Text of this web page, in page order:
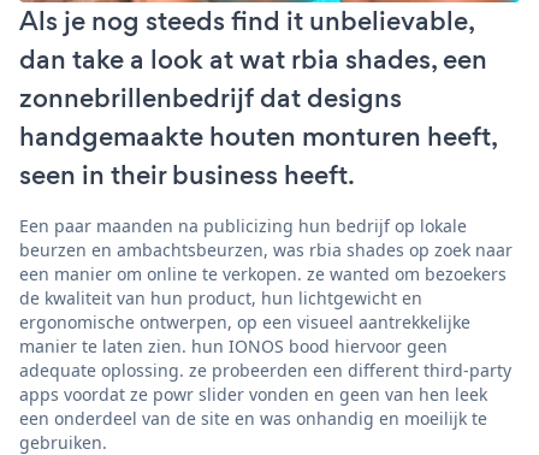
Als je nog steeds find it unbelievable,
dan take a look at wat rbia shades, een
zonnebrillenbedrijf dat designs
handgemaakte houten monturen heeft,
seen in their business heeft.
Een paar maanden na publicizing hun bedrijf op lokale
beurzen en ambachtsbeurzen, was rbia shades op zoek naar
een manier om online te verkopen. ze wanted om bezoekers
de kwaliteit van hun product, hun lichtgewicht en
ergonomische ontwerpen, op een visueel aantrekkelijke
manier te laten zien. hun IONOS bood hiervoor geen
adequate oplossing. ze probeerden een different third-party
apps voordat ze powr slider vonden en geen van hen leek
een onderdeel van de site en was onhandig en moeilijk te
gebruiken.